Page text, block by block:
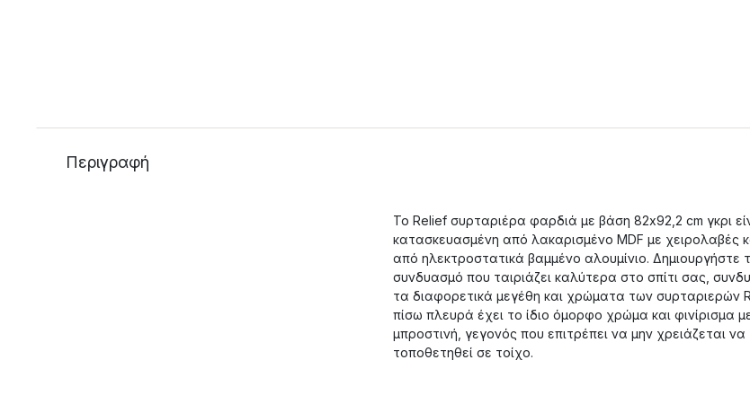
Περιγραφή
Το Relief συρταριέρα φαρδιά με βάση 82x92,2 cm γκρι
κατασκευασμένη από λακαρισμένο MDF με χειρολαβές
από ηλεκτροστατικά βαμμένο αλουμίνιο. Δημιουργήστε
συνδυασμό που ταιριάζει καλύτερα στο σπίτι σας,
τα διαφορετικά μεγέθη και χρώματα των συρταριερών
πίσω πλευρά έχει το ίδιο όμορφο χρώμα και φινίρισμα
μπροστινή, γεγονός που επιτρέπει να μην χρειάζεται να
τοποθετηθεί σε τοίχο.